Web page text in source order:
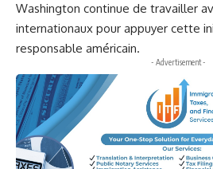
Washington continue de travailler
internationaux pour appuyer cette
responsable américain.
- Advertisement -